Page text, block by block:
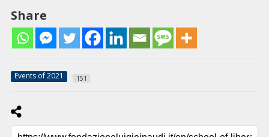
Share
Events of 2021 151